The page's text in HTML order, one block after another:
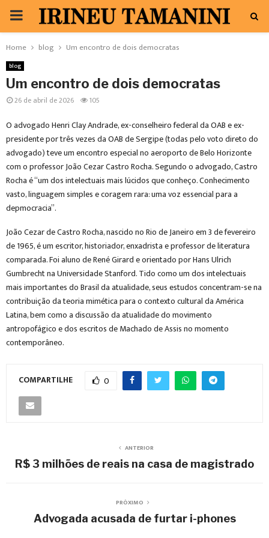
PRIMARY
MENU
Home blog Um encontro de dois democratas
blog
Um encontro de dois democratas
26 de abril de 2026 105
O advogado Henri Clay Andrade, ex-conselheiro federal da OAB e ex-
presidente por três vezes da OAB de Sergipe (todas pelo voto direto do
advogado) teve um encontro especial no aeroporto de Belo Horizonte
com o professor João Cezar Castro Rocha. Segundo o advogado, Castro
Rocha é “um dos intelectuais mais lúcidos que conheço. Conhecimento
vasto, linguagem simples e coragem rara: uma voz essencial para a
depmocracia”.
João Cezar de Castro Rocha, nascido no Rio de Janeiro em 3 de fevereiro
de 1965, é um escritor, historiador, enxadrista e professor de literatura
comparada. Foi aluno de René Girard e orientado por Hans Ulrich
Gumbrecht na Universidade Stanford. Tido como um dos intelectuais
mais importantes do Brasil da atualidade, seus estudos concentram-se na
contribuição da teoria mimética para o contexto cultural da América
Latina, bem como a discussão da atualidade do movimento
antropofágico e dos escritos de Machado de Assis no momento
contemporâneo.
COMPARTILHE 0
ANTERIOR
R$ 3 milhões de reais na casa de magistrado
PRÓXIMO
Advogada acusada de furtar i-phones